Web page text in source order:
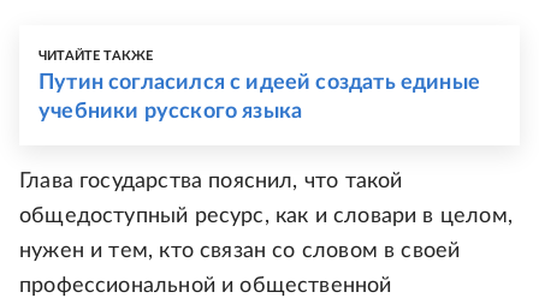
ЧИТАЙТЕ ТАКЖЕ
Путин согласился с идеей создать единые
учебники русского языка
Глава государства пояснил, что такой
общедоступный ресурс, как и словари в целом,
нужен и тем, кто связан со словом в своей
профессиональной и общественной